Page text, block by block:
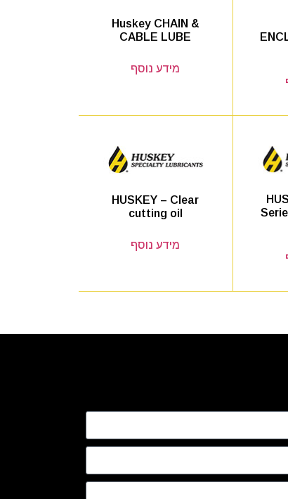
Huskey CHAIN &
CABLE LUBE
מידע נוסף
HUSKEY – Clear
cutting oil
מידע נוסף